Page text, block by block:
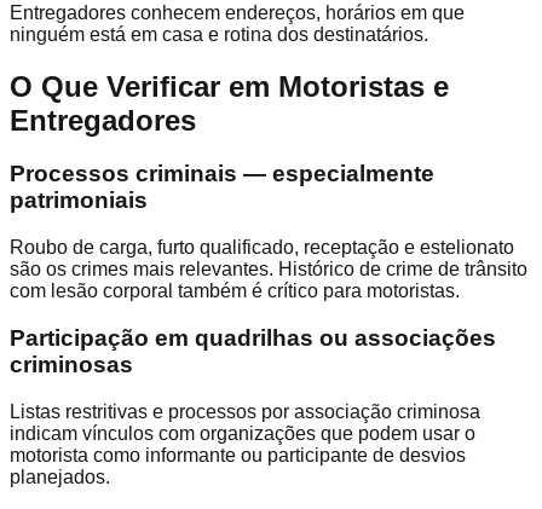
Entregadores conhecem endereços, horários em que
ninguém está em casa e rotina dos destinatários.
O Que Verificar em Motoristas e
Entregadores
Processos criminais — especialmente
patrimoniais
Roubo de carga, furto qualificado, receptação e estelionato
são os crimes mais relevantes. Histórico de crime de trânsito
com lesão corporal também é crítico para motoristas.
Participação em quadrilhas ou associações
criminosas
Listas restritivas e processos por associação criminosa
indicam vínculos com organizações que podem usar o
motorista como informante ou participante de desvios
planejados.